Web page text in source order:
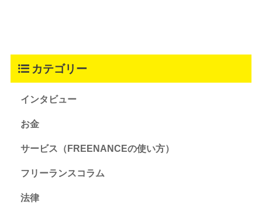
カテゴリー
インタビュー
お金
サービス（FREENANCEの使い方）
フリーランスコラム
法律